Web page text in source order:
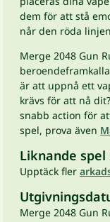
dem för att stå
når den röda
Merge 2048 Gun
är att uppnå ett
krävs för att nå
snabb action för
spel, prova även
Liknande spel
Upptäck fler
Merge 2048 Gun